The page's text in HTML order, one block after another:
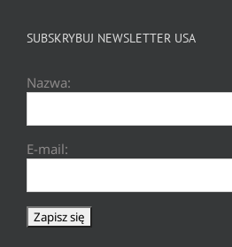
SUBSKRYBUJ NEWSLETTER USA
Nazwa:
E-mail: